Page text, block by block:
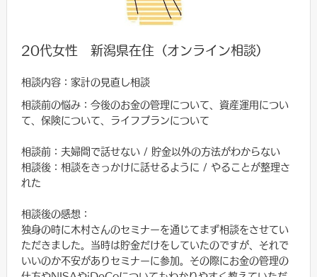
20代女性 新潟県在住（オンライン相談）
相談内容：家計の見直し相談
相談前の悩み：今後のお金の管理について、資産運用につい
て、保険について、ライフプランについて
相談前：夫婦間で話せない / 貯金以外の方法がわからない
相談後：相談をきっかけに話せるように / やることが整理さ
れた
相談後の感想：
独身の時に木村さんのセミナーを通じてまず相談をさせてい
ただきました。当時は貯金だけをしていたのですが、それで
いいのか不安がありセミナーに参加。その際にお金の管理の